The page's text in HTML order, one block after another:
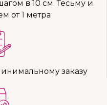
в 10 см. Тесьму и
от 1 метра
заказу